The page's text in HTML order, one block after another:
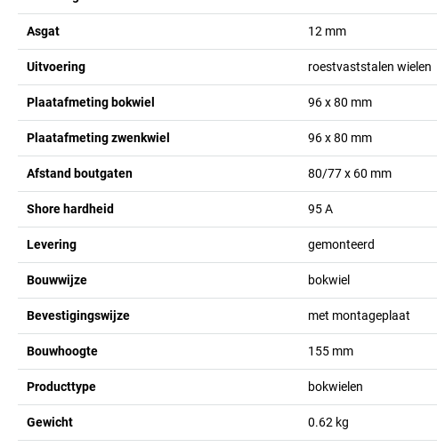
Asgat 12 mm
Uitvoering roestvaststalen wielen
Plaatafmeting bokwiel 96 x 80 mm
Plaatafmeting zwenkwiel 96 x 80 mm
Afstand boutgaten 80/77 x 60 mm
Shore hardheid 95 A
Levering gemonteerd
Bouwwijze bokwiel
Bevestigingswijze met montageplaat
Bouwhoogte 155 mm
Producttype bokwielen
Gewicht 0.62 kg